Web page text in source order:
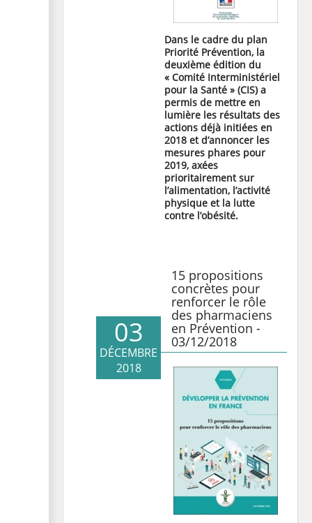
Dans le cadre du plan
Priorité Prévention, la
deuxième édition du
« Comité Interministériel
pour la Santé » (CIS) a
permis de mettre en
lumière les résultats des
actions déjà initiées en
2018 et d’annoncer les
mesures phares pour
2019, axées
prioritairement sur
l’alimentation, l’activité
physique et la lutte
contre l’obésité.
15 propositions
concrètes pour
renforcer le rôle
des pharmaciens
en Prévention -
03/12/2018
03
DÉCEMBRE
2018